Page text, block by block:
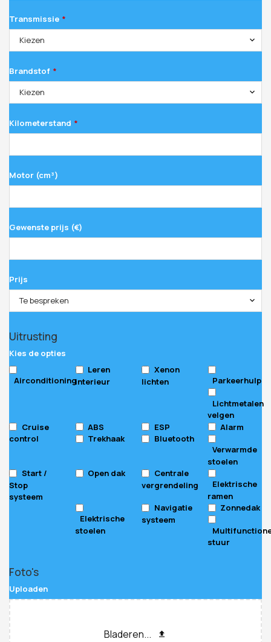
Transmissie *
Kiezen
Brandstof *
Kiezen
Kilometerstand *
Motor (cm³)
Gewenste prijs (€)
Prijs
Te bespreken
Uitrusting
Kies de opties
Airconditioning
Leren
interieur
Xenon
lichten
Parkeerhulp
Lichtmetalen
velgen
Cruise
control
ABS ESP
Alarm
Trekhaak
Bluetooth
Verwarmde
stoelen
Start /
Stop
systeem
Open dak
Centrale
vergrendeling
Elektrische
ramen
Elektrische
stoelen
Navigatie
systeem
Zonnedak
stuur
Foto's
Uploaden
Bladeren...